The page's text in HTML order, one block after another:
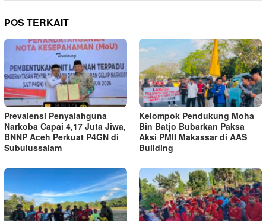
POS TERKAIT
Prevalensi Penyalahguna
Narkoba Capai 4,17 Juta Jiwa,
BNNP Aceh Perkuat P4GN di
Subulussalam
Kelompok Pendukung Moha
Bin Batjo Bubarkan Paksa
Aksi PMII Makassar di AAS
Building